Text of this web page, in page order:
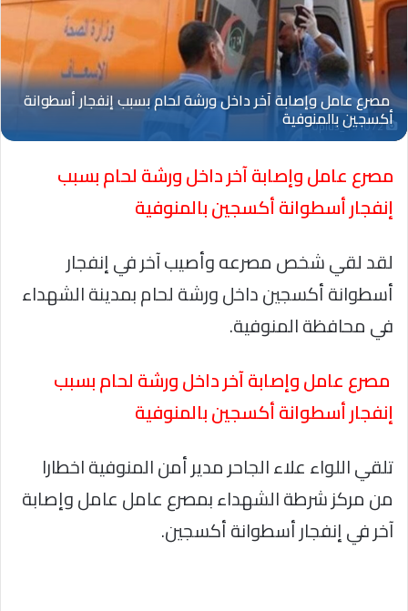
Oplus_131072
مصرع عامل وإصابة آخر داخل ورشة لحام بسبب
إنفجار أسطوانة أكسجين بالمنوفية
لقد لقي شخص مصرعه وأصيب آخر في إنفجار
أسطوانة أكسجين داخل ورشة لحام بمدينة الشهداء
في محافظة المنوفية.
مصرع عامل وإصابة آخر داخل ورشة لحام بسبب
إنفجار أسطوانة أكسجين بالمنوفية
تلقي اللواء علاء الجاحر مدير أمن المنوفية اخطارا
من مركز شرطة الشهداء بمصرع عامل عامل وإصابة
آخر في إنفجار أسطوانة أكسجين.